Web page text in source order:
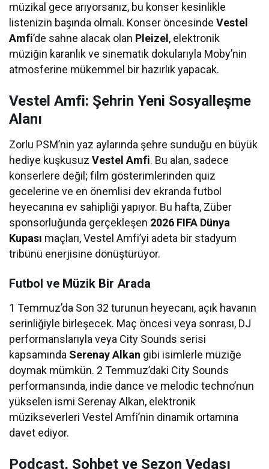
müzikal gece arıyorsanız, bu konser kesinlikle
listenizin başında olmalı. Konser öncesindeVestel
Amfi’de sahne alacak olan Pleizel , elektronik
müziğin karanlık ve sinematik dokularıyla Moby’nin
atmosferine mükemmel bir hazırlık yapacak.
Vestel Amfi: Şehrin Yeni Sosyalleşme
Alanı
Zorlu PSM’nin yaz aylarında şehre sunduğu en büyük
hediye kuşkusuzVestel Amfi. Bu alan, sadece
konserlere değil; film gösterimlerinden quiz
gecelerine ve en önemlisi dev ekranda futbol
heyecanına ev sahipliği yapıyor. Bu hafta, Züber
sponsorluğunda gerçekleşen 2026 FIFA Dünya
Kupası maçları, Vestel Amfi’yi adeta bir stadyum
tribünü enerjisine dönüştürüyor.
Futbol ve Müzik Bir Arada
1 Temmuz’da Son 32 turunun heyecanı, açık havanın
serinliğiyle birleşecek. Maç öncesi veya sonrası, DJ
performanslarıyla veya City Sounds serisi
kapsamında Serenay Alkan gibi isimlerle müziğe
doymak mümkün. 2 Temmuz’daki City Sounds
performansında, indie dance ve melodic techno’nun
yükselen ismi Serenay Alkan, elektronik
müzikseverleri Vestel Amfi’nin dinamik ortamına
davet ediyor.
Podcast, Sohbet ve Sezon Vedası